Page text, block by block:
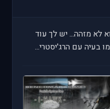
לא מזהה... יש לך עוד
בעיה עם הרג'יסטרי...